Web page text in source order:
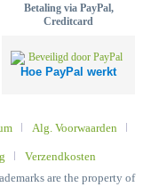
Betaling via PayPal,
Creditcard
Hoe PayPal werkt
Alg. Voorwaarden
Verzendkosten
are the property of